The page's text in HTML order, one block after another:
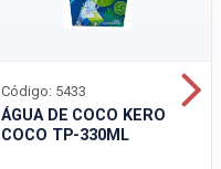
ÁGUA DE COCO KERO
COCO TP-330ML
Código: 5433